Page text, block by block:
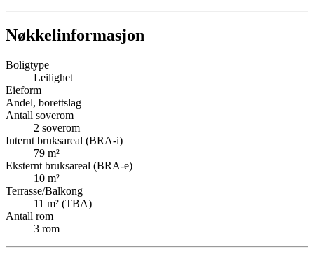
Nøkkelinformasjon
Boligtype
Leilighet
Eieform
Andel, borettslag
Antall soverom
2 soverom
Internt bruksareal (BRA-i)
79 m²
Eksternt bruksareal (BRA-e)
10 m²
Terrasse/Balkong
11 m² (TBA)
Antall rom
3 rom